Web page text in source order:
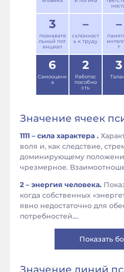
3
познавате
льный пот
енциал
–
склонност
ь к труду
–
т
6
Самооценк
а
2
Работос
пособно
сть
3
Значение ячеек
1111 – сила характера .
воля и, как следствие,
доминирующему
чрезмерное.
2 – энергия человека.
когда собственных
явно недостаточно для
потребностей....
Показать
Значение линий